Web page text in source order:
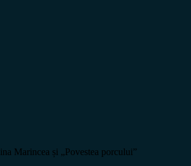
Marincea și „Povestea porcului”